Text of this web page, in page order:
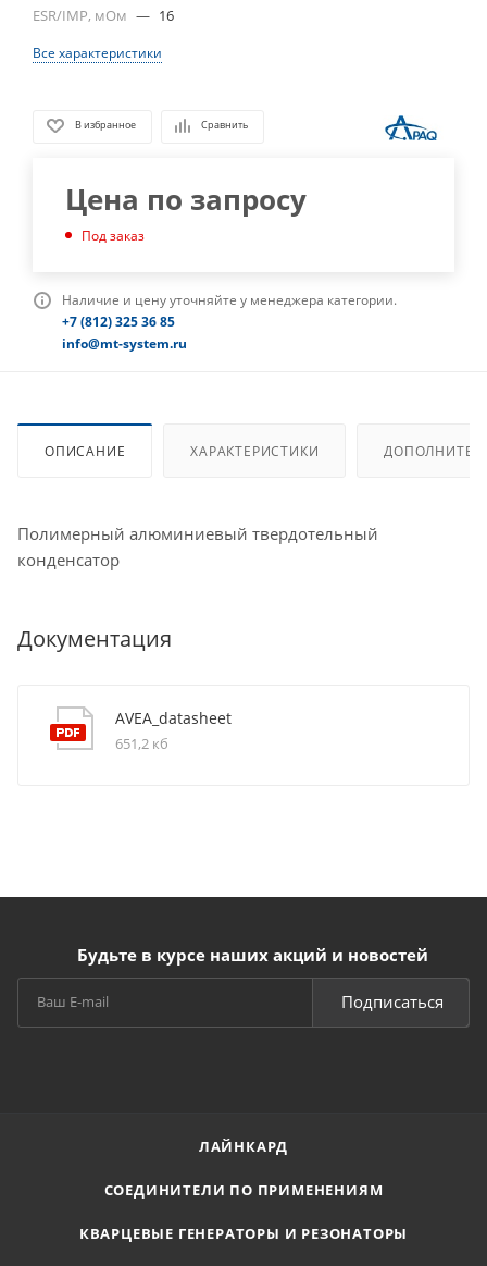
ESR/IMP, мОм — 16
Все характеристики
В избранное Сравнить
Цена по запросу
Под заказ
Наличие и цену уточняйте у менеджера категории.
+7 (812) 325 36 85
info@mt-system.ru
ОПИСАНИЕ ХАРАКТЕРИСТИКИ
Полимерный алюминиевый твердотельный
конденсатор
Документация
AVEA_datasheet
651,2 кб
Будьте в курсе наших акций и новостей
Подписаться
ЛАЙНКАРД
СОЕДИНИТЕЛИ ПО ПРИМЕНЕНИЯМ
КВАРЦЕВЫЕ ГЕНЕРАТОРЫ И РЕЗОНАТОРЫ